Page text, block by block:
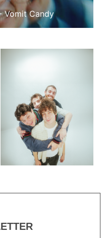
Vomit Candy